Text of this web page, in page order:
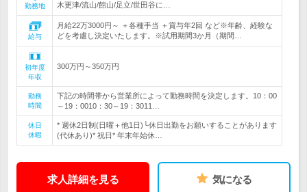
勤務地
木更津/流山/館山/足立/世田谷に…
給与
月給22万3000円～ ＋各種手当 ＋賞与年2回 など※年齢、経験な
どを考慮し決定いたします。※試用期間3か月（期間…
初年度
年収
300万円～350万円
勤務
時間
下記の時間帯から営業所によって勤務時間を決定します。10：00
～19：0010：30～19：3011…
休日
休暇
* 週休2日制(日曜＋他1日)└休日出勤をお願いすることがあります
(代休あり)* 祝日* 年末年始休…
求人詳細を見る 気になる